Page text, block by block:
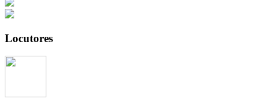
Locutores